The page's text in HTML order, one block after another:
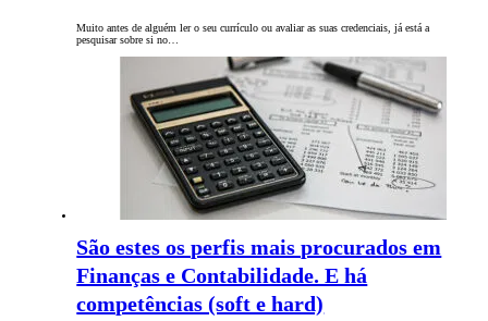
Muito antes de alguém ler o seu currículo ou avaliar as suas credenciais, já está a
pesquisar sobre si no…
São estes os perfis mais procurados em
Finanças e Contabilidade. E há
competências (soft e hard)